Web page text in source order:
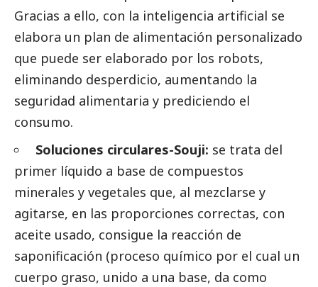
Gracias a ello, con la inteligencia artificial se
elabora un plan de alimentación personalizado
que puede ser elaborado por los robots,
eliminando desperdicio, aumentando la
seguridad alimentaria y prediciendo el
consumo.
Soluciones circulares-Souji: se trata del
primer líquido a base de compuestos
minerales y vegetales que, al mezclarse y
agitarse, en las proporciones correctas, con
aceite usado, consigue la reacción de
saponificación (proceso químico por el cual un
cuerpo graso, unido a una base, da como